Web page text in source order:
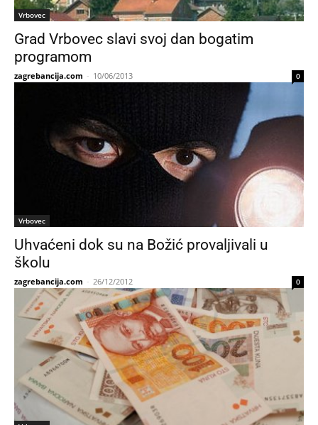
Vrbovec
Grad Vrbovec slavi svoj dan bogatim
programom
zagrebancija.com - 10/06/2013 0
Vrbovec
Uhvaćeni dok su na Božić provaljivali u
školu
zagrebancija.com - 26/12/2012 0